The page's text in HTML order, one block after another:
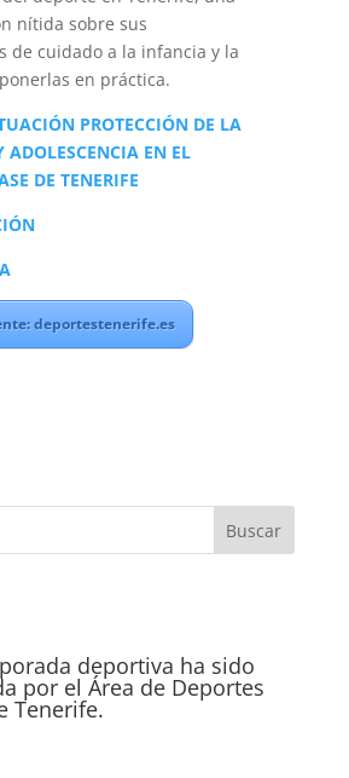
nítida sobre sus
de cuidado a la infancia y la
en práctica.
PROTECCIÓN DE LA
EN EL
DE TENERIFE
deportestenerife.es
deportiva ha sido
por el Área de Deportes
Tenerife.